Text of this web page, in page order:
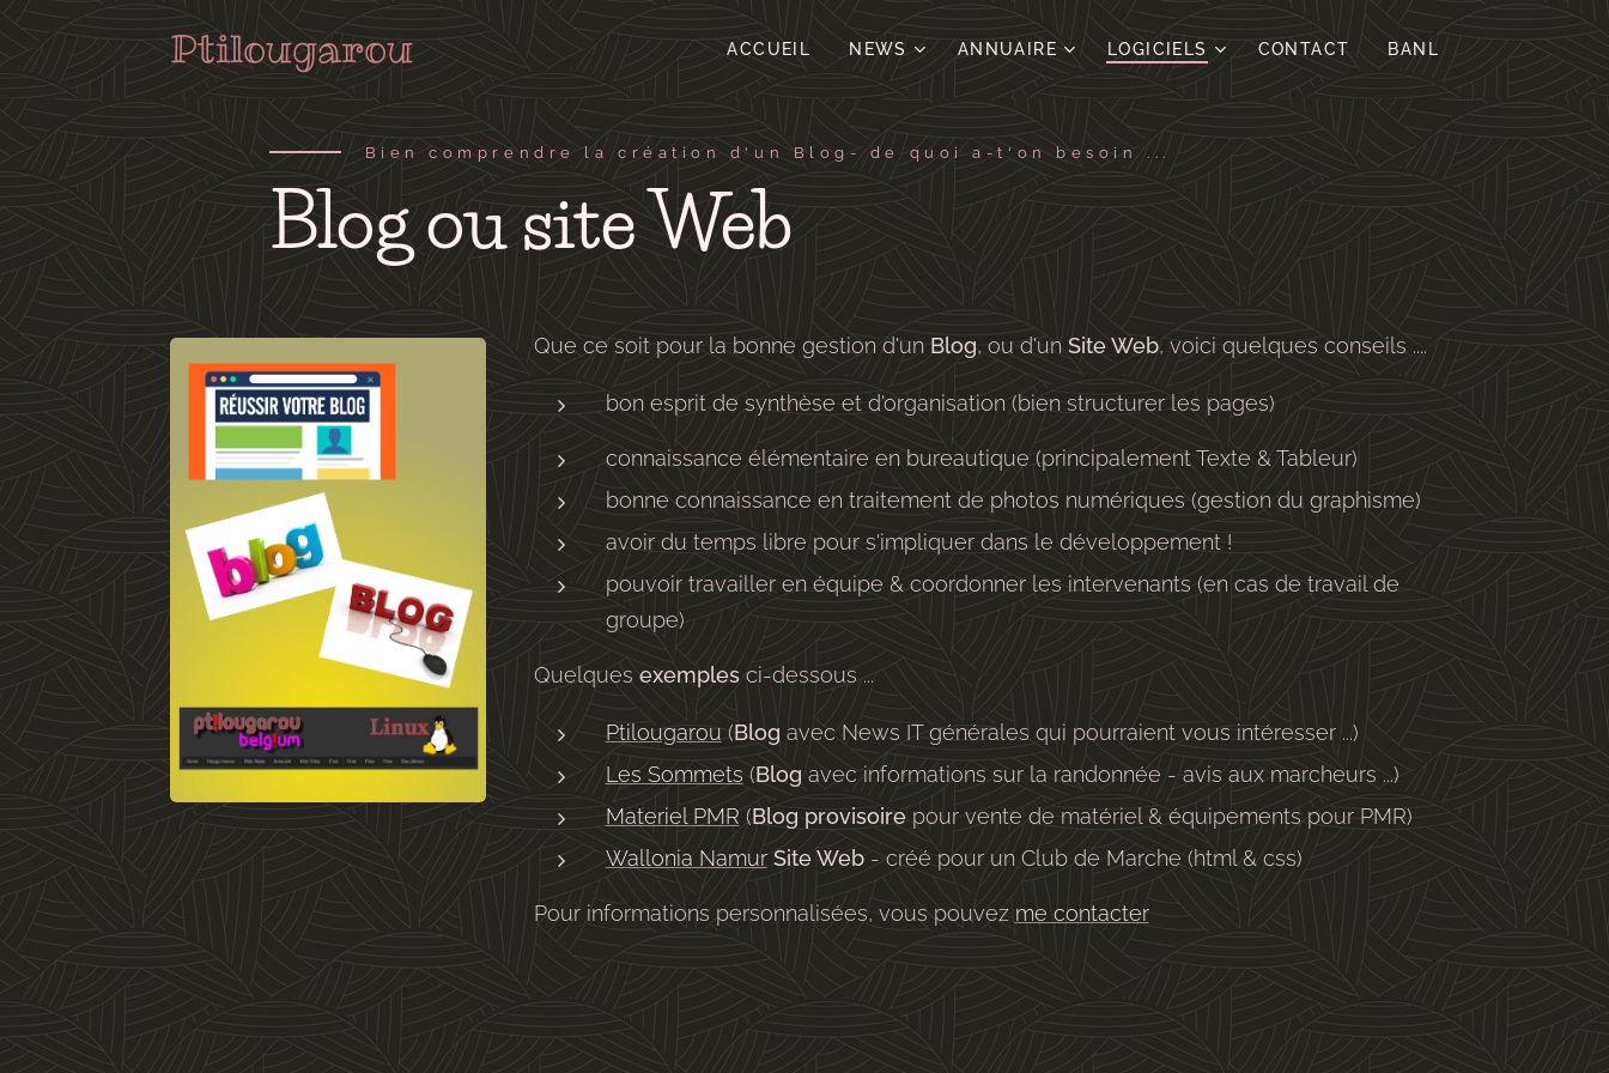
Ptilougarou ACCUEIL NEWS ANNUAIRE LOGICIELS CONTACT BANL
Bien comprendre la création d'un Blog- de quoi a-t'on besoin ...
Blog ou site Web
Que ce soit pour la bonne gestion d'un Blog, ou d'un Site Web, voici quelques conseils ....
bon esprit de synthèse et d'organisation (bien structurer les pages)
connaissance élémentaire en bureautique (principalement Texte & Tableur)
bonne connaissance en traitement de photos numériques (gestion du graphisme)
avoir du temps libre pour s'impliquer dans le développement !
pouvoir travailler en équipe & coordonner les intervenants (en cas de travail de
groupe)
Quelques exemplesci-dessous ...
Ptilougarou (Blog avec News IT générales qui pourraient vous intéresser ...)
Les Sommets (Blogavec informations sur la randonnée - avis aux marcheurs ...)
Materiel PMR(Blog provisoirepour vente de matériel & équipements pour PMR)
Wallonia Namur Site Web- créé pour un Club de Marche (html & css)
Pour informations personnalisées, vous pouvez me contacter